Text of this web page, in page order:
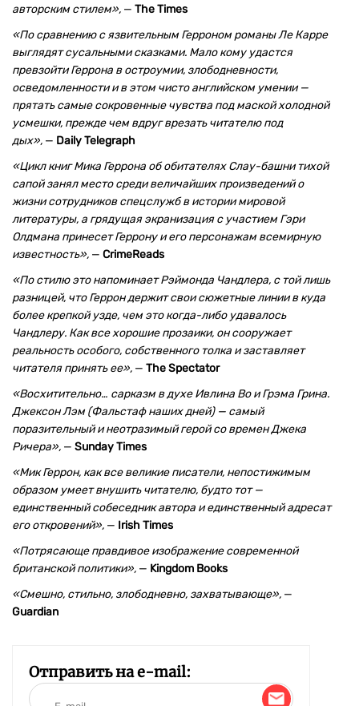
авторским стилем», — The Times
«По сравнению с язвительным Герроном романы Ле Карре
выглядят сусальными сказками. Мало кому удастся
превзойти Геррона в остроумии, злободневности,
осведомленности и в этом чисто английском умении —
прятать самые сокровенные чувства под маской холодной
усмешки, прежде чем вдруг врезать читателю под
дых», — Daily Telegraph
«Цикл книг Мика Геррона об обитателях Слау-башни тихой
сапой занял место среди величайших произведений о
жизни сотрудников спецслужб в истории мировой
литературы, а грядущая экранизация с участием Гэри
Олдмана принесет Геррону и его персонажам всемирную
известность», — CrimeReads
«По стилю это напоминает Рэймонда Чандлера, с той лишь
разницей, что Геррон держит свои сюжетные линии в куда
более крепкой узде, чем это когда-либо удавалось
Чандлеру. Как все хорошие прозаики, он сооружает
реальность особого, собственного толка и заставляет
читателя принять ее», — The Spectator
«Восхитительно… сарказм в духе Ивлина Во и Грэма Грина.
Джексон Лэм (Фальстаф наших дней) — самый
поразительный и неотразимый герой со времен Джека
Ричера», — Sunday Times
«Мик Геррон, как все великие писатели, непостижимым
образом умеет внушить читателю, будто тот —
единственный собеседник автора и единственный адресат
его откровений», — Irish Times
«Потрясающе правдивое изображение современной
британской политики», — Kingdom Books
«Смешно, стильно, злободневно, захватывающе», —
Guardian
Отправить на e-mail: